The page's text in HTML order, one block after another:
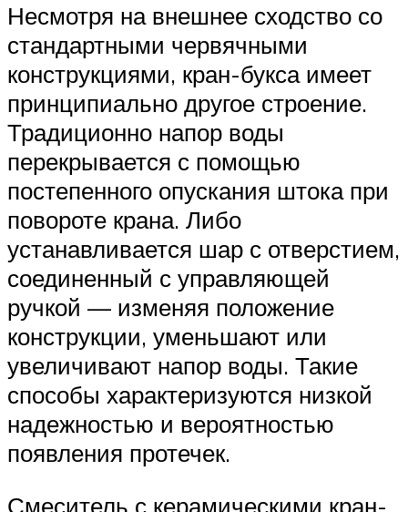
Несмотря на внешнее сходство со
стандартными червячными
конструкциями, кран-букса имеет
принципиально другое строение.
Традиционно напор воды
перекрывается с помощью
постепенного опускания штока при
повороте крана. Либо
устанавливается шар с отверстием,
соединенный с управляющей
ручкой — изменяя положение
конструкции, уменьшают или
увеличивают напор воды. Такие
способы характеризуются низкой
надежностью и вероятностью
появления протечек.
Смеситель с керамическими кран-